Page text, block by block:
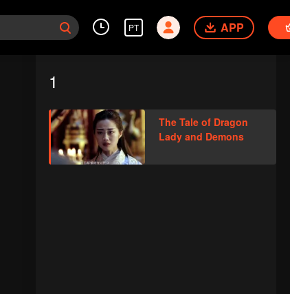
PT APP
1
The Tale of Dragon
Lady and Demons